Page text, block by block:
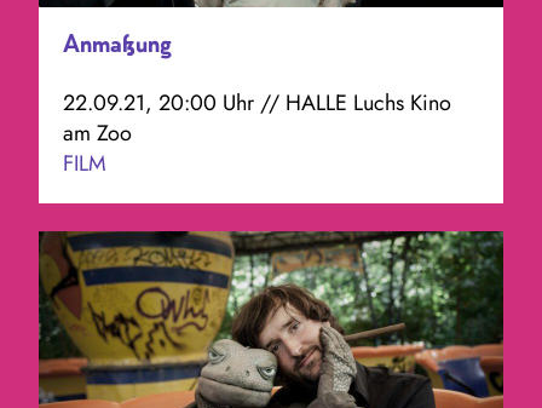
Anmaßung
22.09.21, 20:00 Uhr // HALLE Luchs Kino
am Zoo
FILM